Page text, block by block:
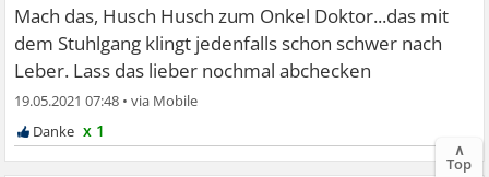
Mach das, Husch Husch zum Onkel Doktor...das mit
dem Stuhlgang klingt jedenfalls schon schwer nach
Leber. Lass das lieber nochmal abchecken
19.05.2021 07:48 •
x 1
∧
Top